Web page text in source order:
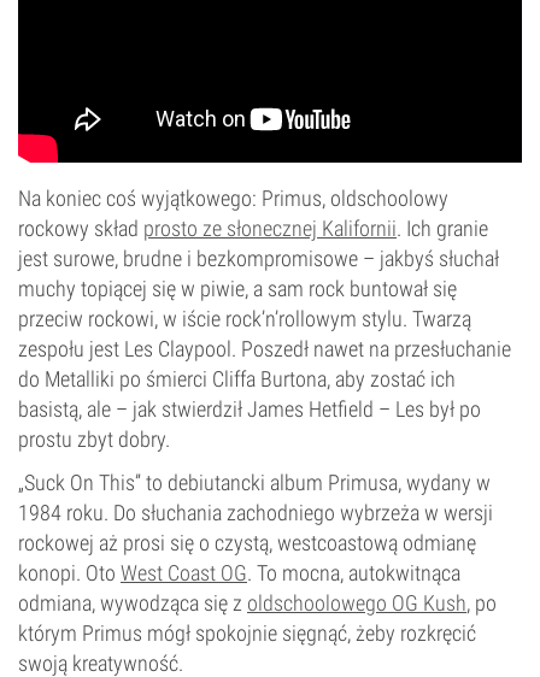
Na koniec coś wyjątkowego: Primus, oldschoolowy
rockowy skład prosto ze słonecznej Kalifornii. Ich granie
jest surowe, brudne i bezkompromisowe – jakbyś słuchał
muchy topiącej się w piwie, a sam rock buntował się
przeciw rockowi, w iście rock’n’rollowym stylu. Twarzą
zespołu jest Les Claypool. Poszedł nawet na przesłuchanie
do Metalliki po śmierci Cliffa Burtona, aby zostać ich
basistą, ale – jak stwierdził James Hetfield – Les był po
prostu zbyt dobry.
„Suck On This” to debiutancki album Primusa, wydany w
1984 roku. Do słuchania zachodniego wybrzeża w wersji
rockowej aż prosi się o czystą, westcoastową odmianę
konopi. Oto West Coast OG. To mocna, autokwitnąca
odmiana, wywodząca się z oldschoolowego OG Kush, po
którym Primus mógł spokojnie sięgnąć, żeby rozkręcić
swoją kreatywność.